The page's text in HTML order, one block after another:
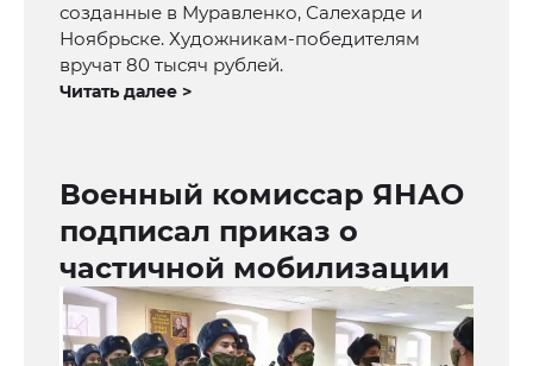
созданные в Муравленко, Салехарде и
Ноябрьске. Художникам-победителям
вручат 80 тысяч рублей.
Читать далее >
Военный комиссар ЯНАО
подписал приказ о
частичной мобилизации